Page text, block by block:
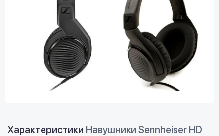
Характеристики Навушники Sennheiser HD